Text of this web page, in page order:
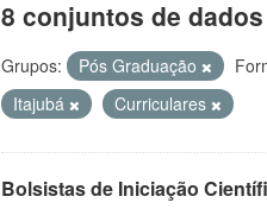
8 conjuntos de
Grupos: Pós Graduação
Itajubá
Curriculares
Bolsistas de Iniciação